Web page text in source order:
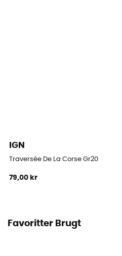
IGN
Traversée De La Corse Gr20
79,00 kr
Favoritter Brugt